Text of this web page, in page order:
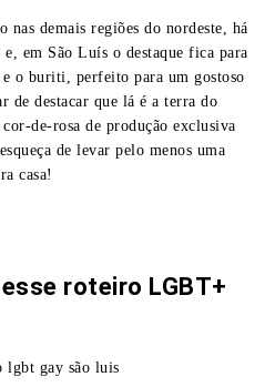
nas demais regiões do nordeste, há
em São Luís o destaque fica para
o buriti, perfeito para um gostoso
de destacar que lá é a terra do
de-rosa de produção exclusiva
de levar pelo menos uma
casa!
roteiro LGBT+